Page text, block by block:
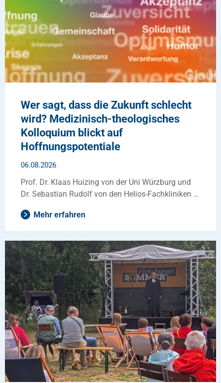
Wer sagt, dass die Zukunft schlecht
wird? Medizinisch-theologisches
Kolloquium blickt auf
Hoffnungspotentiale
06.08.2026
Prof. Dr. Klaas Huizing von der Uni Würzburg und
Dr. Sebastian Rudolf von den Helios-Fachkliniken …
Mehr erfahren